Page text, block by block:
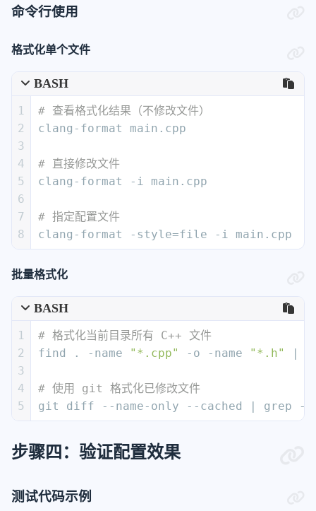
20
22
24
33
34
35
36
37
38
41
43
44
45
47
PadOperators:
Enabled:
AcrossComments:
AlignCompound:
true
AlignFunctionPointers:
AlignConsecutiveMacros:
Enabled:
true
AcrossComments:
AlignCompound:
true
AlignFunctionPointers: false
AlignConsecutiveShortCaseStatements:
Enabled:
AcrossEmptyLines: false
AcrossComments:
false
AlignCaseColons:
false
AlignOperands:
Align
AlignTrailingComments:
Kind:
Always
OverEmptyLines:
AllowAllArgumentsOnNextLine:
AllowBreakBeforeNoexceptSpecifier:
命令行使用
格式化单个文件
BASH
1
2
3
4
5
6
7
8
# 查看格式化结果（不修改文件）
clang-format main.cpp
# 直接修改文件
clang-format -i main.cpp
# 指定配置文件
clang-format -style=file -i main.cpp
批量格式化
BASH
1
2
3
4
5
# 格式化当前目录所有 C++ 文件
find . -name
"*.cpp" -o -name "*.h"
# 使用 git 格式化已修改文件
git diff --name-only --cached | grep -
步骤四：验证配置效果
测试代码示例